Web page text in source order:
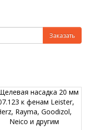
Заказать